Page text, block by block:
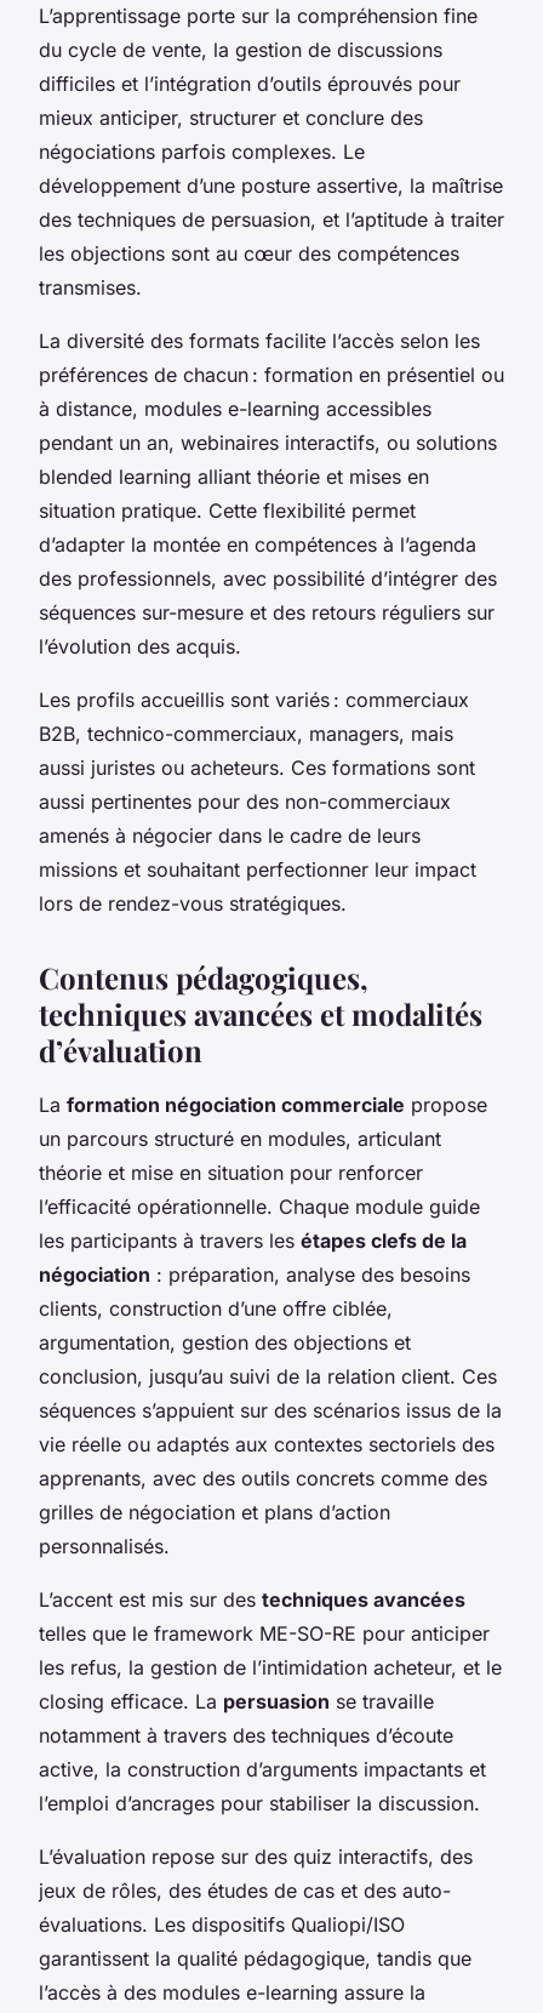
L’apprentissage porte sur la compréhension fine
du cycle de vente, la gestion de discussions
difficiles et l’intégration d’outils éprouvés pour
mieux anticiper, structurer et conclure des
négociations parfois complexes. Le
développement d’une posture assertive, la maîtrise
des techniques de persuasion, et l’aptitude à traiter
les objections sont au cœur des compétences
transmises.
La diversité des formats facilite l’accès selon les
préférences de chacun : formation en présentiel ou
à distance, modules e-learning accessibles
pendant un an, webinaires interactifs, ou solutions
blended learning alliant théorie et mises en
situation pratique. Cette flexibilité permet
d’adapter la montée en compétences à l’agenda
des professionnels, avec possibilité d’intégrer des
séquences sur-mesure et des retours réguliers sur
l’évolution des acquis.
Les profils accueillis sont variés : commerciaux
B2B, technico-commerciaux, managers, mais
aussi juristes ou acheteurs. Ces formations sont
aussi pertinentes pour des non-commerciaux
amenés à négocier dans le cadre de leurs
missions et souhaitant perfectionner leur impact
lors de rendez-vous stratégiques.
Contenus pédagogiques,
techniques avancées et modalités
d’évaluation
La formation négociation commerciale propose
un parcours structuré en modules, articulant
théorie et mise en situation pour renforcer
l’efficacité opérationnelle. Chaque module guide
les participants à travers les étapes clefs de la
négociation : préparation, analyse des besoins
clients, construction d’une offre ciblée,
argumentation, gestion des objections et
conclusion, jusqu’au suivi de la relation client. Ces
séquences s’appuient sur des scénarios issus de la
vie réelle ou adaptés aux contextes sectoriels des
apprenants, avec des outils concrets comme des
grilles de négociation et plans d’action
personnalisés.
L’accent est mis sur des techniques avancées
telles que le framework ME-SO-RE pour anticiper
les refus, la gestion de l’intimidation acheteur, et le
closing efficace. La persuasion se travaille
notamment à travers des techniques d’écoute
active, la construction d’arguments impactants et
l’emploi d’ancrages pour stabiliser la discussion.
L’évaluation repose sur des quiz interactifs, des
jeux de rôles, des études de cas et des auto-
évaluations. Les dispositifs Qualiopi/ISO
garantissent la qualité pédagogique, tandis que
l’accès à des modules e-learning assure la